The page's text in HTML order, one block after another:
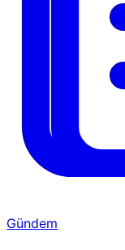
Gündem